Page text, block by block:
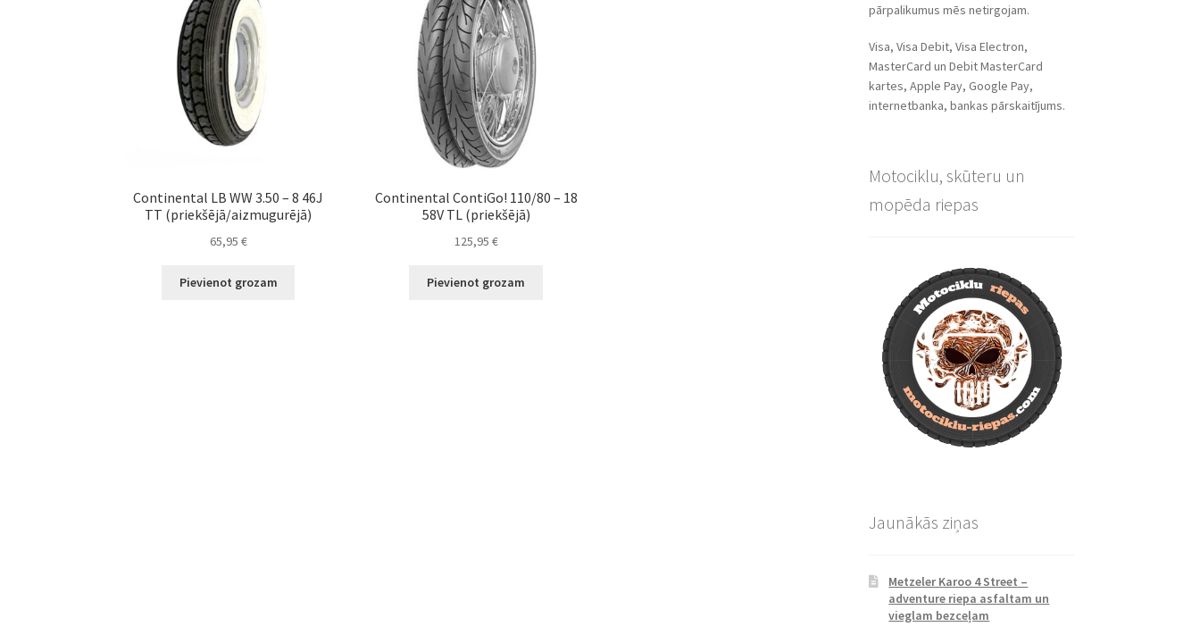
Continental LB WW 3.50 – 8 46J
TT (priekšējā/aizmugurējā)
65,95 €
Pievienot grozam
Continental ContiGo! 110/80 – 18
58V TL (priekšējā)
125,95 €
Pievienot grozam
pārpalikumus mēs netirgojam.
Visa, Visa Debit, Visa Electron,
MasterCard un Debit MasterCard
kartes, Apple Pay, Google Pay,
internetbanka, bankas pārskaitījums.
Motociklu, skūteru un
mopēda riepas
Jaunākās ziņas
Metzeler Karoo 4 Street –
adventure riepa asfaltam un
vieglam bezceļam